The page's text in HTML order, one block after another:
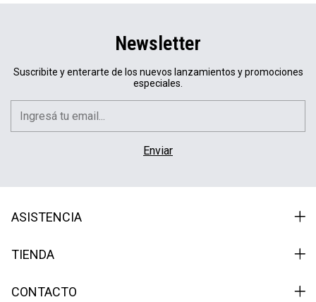
Newsletter
Suscribite y enterarte de los nuevos lanzamientos y promociones
especiales.
ASISTENCIA
TIENDA
CONTACTO